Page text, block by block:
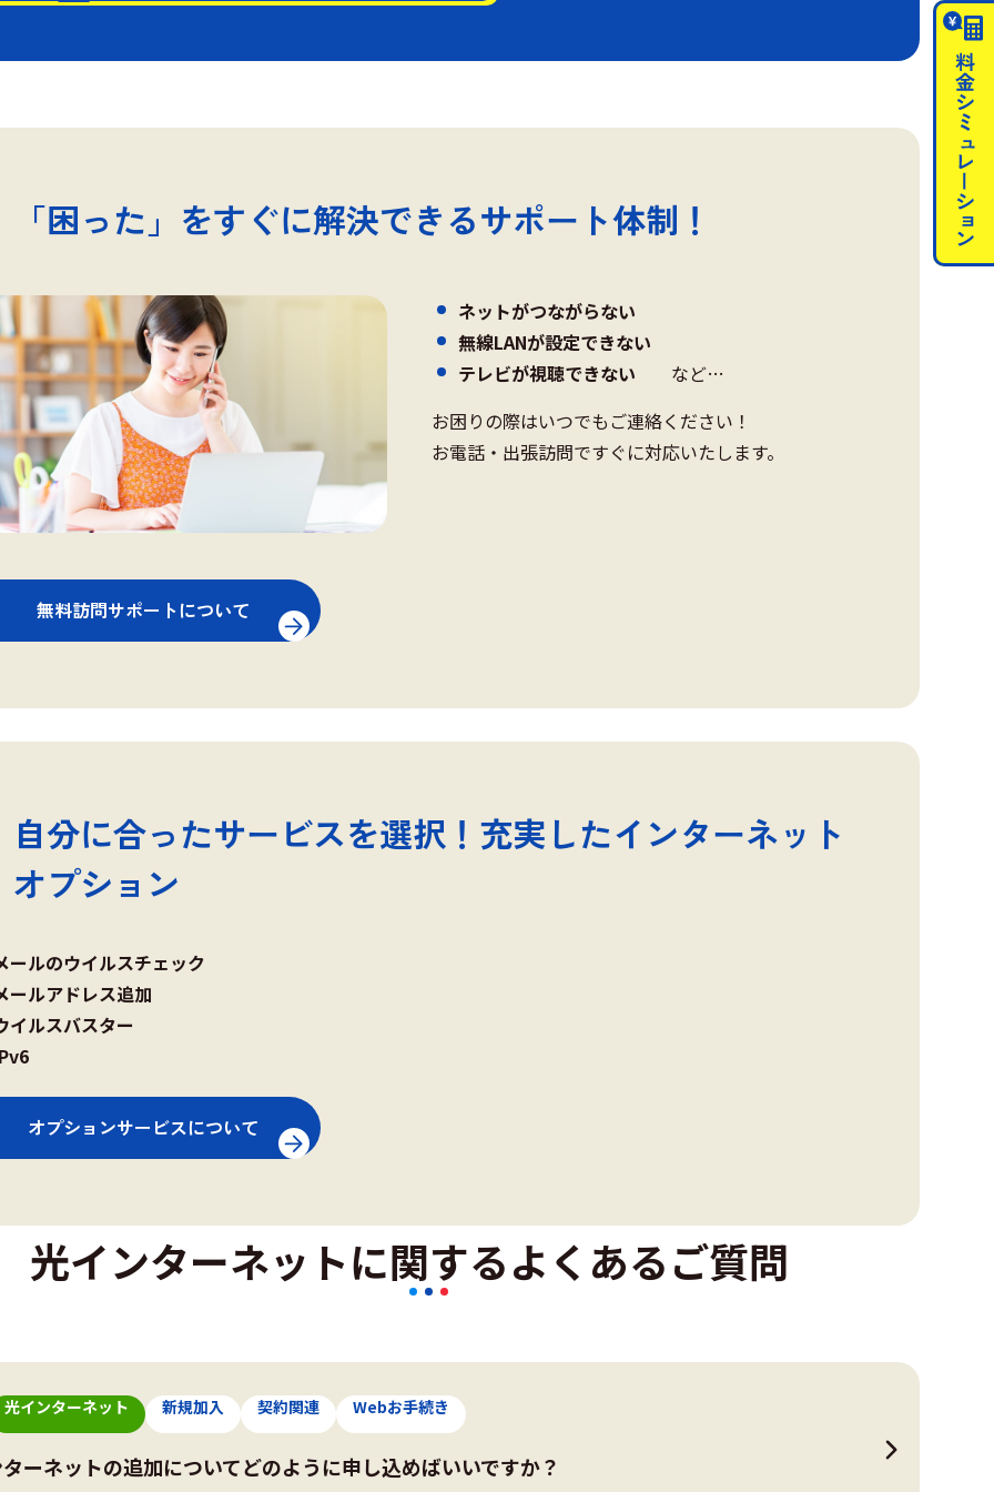
「困った」をすぐに解決できるサポート体制！
ネットがつながらない
無線LANが設定できない
テレビが視聴できない など…
お困りの際はいつでもご連絡ください！
お電話・出張訪問ですぐに対応いたします。
無料訪問サポートについて
自分に合ったサービスを選択！充実したインターネット
オプション
ールのウイルスチェック
ールアドレス追加
イルスバスター
オプションサービスについて
光インターネットに関するよくあるご質問
光インターネット 新規加入 契約関連 Webお手続き
ーネットの追加についてどのように申し込めばいいですか？